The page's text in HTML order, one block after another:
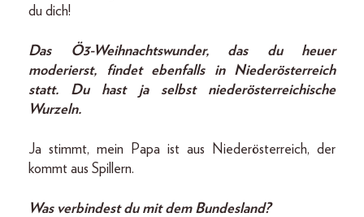
du dich!
Das Ö3-Weihnachtswunder, das du heuer
moderierst, findet ebenfalls in Niederösterreich
statt. Du hast ja selbst niederösterreichische
Wurzeln.
Ja stimmt, mein Papa ist aus Niederösterreich, der
kommt aus Spillern.
Was verbindest du mit dem Bundesland?